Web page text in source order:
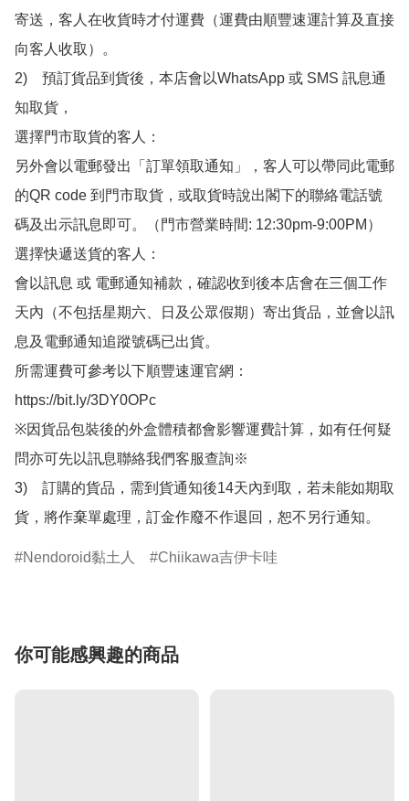
寄送，客人在收貨時才付運費（運費由順豐速運計算及直接
向客人收取）。
2)　預訂貨品到貨後，本店會以WhatsApp 或 SMS 訊息通
知取貨，
選擇門市取貨的客人：
另外會以電郵發出「訂單領取通知」，客人可以帶同此電郵
的QR code 到門市取貨，或取貨時說出閣下的聯絡電話號
碼及出示訊息即可。（門市營業時間: 12:30pm-9:00PM）
選擇快遞送貨的客人：
會以訊息 或 電郵通知補款，確認收到後本店會在三個工作
天內（不包括星期六、日及公眾假期）寄出貨品，並會以訊
息及電郵通知追蹤號碼已出貨。
所需運費可參考以下順豐速運官網：
https://bit.ly/3DY0OPc
※因貨品包裝後的外盒體積都會影響運費計算，如有任何疑
問亦可先以訊息聯絡我們客服查詢※
3)　訂購的貨品，需到貨通知後14天內到取，若未能如期取
貨，將作棄單處理，訂金作廢不作退回，恕不另行通知。
Nendoroid黏土人 Chiikawa吉伊卡哇
你可能感興趣的商品